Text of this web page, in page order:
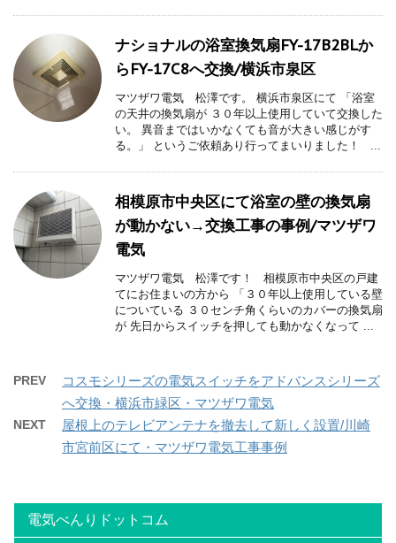
ナショナルの浴室換気扇FY-17B2BLか
らFY-17C8へ交換/横浜市泉区
マツザワ電気 松澤です。 横浜市泉区にて 「浴室
の天井の換気扇が ３０年以上使用していて交換した
い。 異音まではいかなくても音が大きい感じがす
る。」 というご依頼あり行ってまいりました！ ...
相模原市中央区にて浴室の壁の換気扇
が動かない→交換工事の事例/マツザワ
電気
マツザワ電気 松澤です！ 相模原市中央区の戸建
てにお住まいの方から 「３０年以上使用している壁
についている ３０センチ角くらいのカバーの換気扇
が 先日からスイッチを押しても動かなくなって ...
PREV
コスモシリーズの電気スイッチをアドバンスシリーズ
へ交換・横浜市緑区・マツザワ電気
NEXT
屋根上のテレビアンテナを撤去して新しく設置/川崎
市宮前区にて・マツザワ電気工事事例
電気べんりドットコム